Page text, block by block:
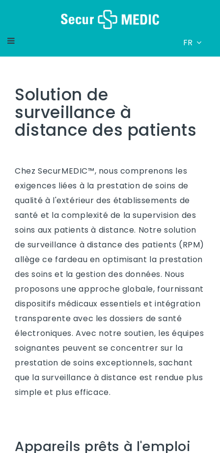
FR
Solution de
surveillance à
distance des patients
Chez SecurMEDIC™, nous comprenons les
exigences liées à la prestation de soins de
qualité à l'extérieur des établissements de
santé et la complexité de la supervision des
soins aux patients à distance. Notre solution
de surveillance à distance des patients (RPM)
allège ce fardeau en optimisant la prestation
des soins et la gestion des données. Nous
proposons une approche globale, fournissant
dispositifs médicaux essentiels et intégration
transparente avec les dossiers de santé
électroniques. Avec notre soutien, les équipes
soignantes peuvent se concentrer sur la
prestation de soins exceptionnels, sachant
que la surveillance à distance est rendue plus
simple et plus efficace.
Appareils prêts à l'emploi